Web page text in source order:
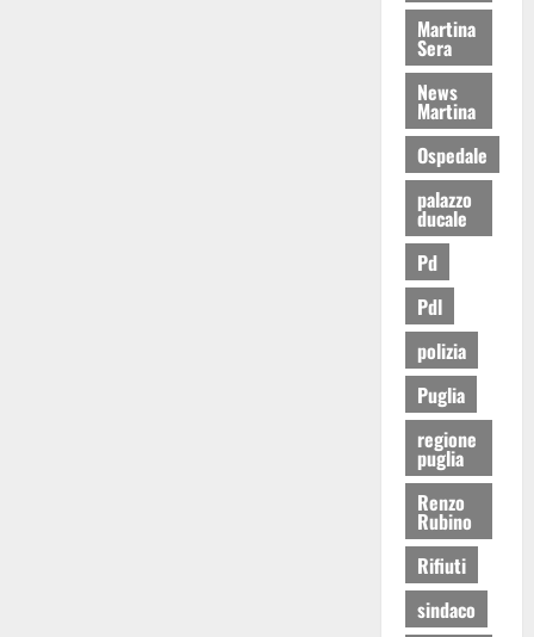
Martina
Sera
News
Martina
Ospedale
palazzo
ducale
Pd
Pdl
polizia
Puglia
regione
puglia
Renzo
Rubino
Rifiuti
sindaco